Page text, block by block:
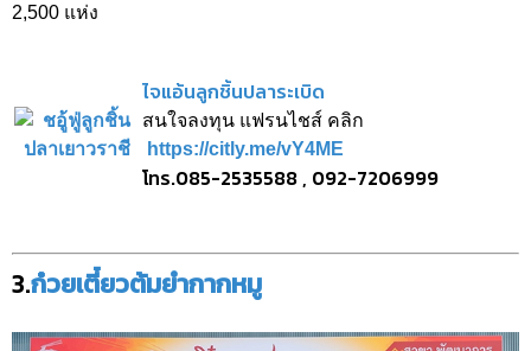
2,500 แห่ง
ไจแอ้นลูกชิ้นปลาระเบิด
สนใจลงทุน แฟรนไชส์ คลิก
https://citly.me/vY4ME
โทร.085-2535588 , 092-7206999
3.ก๋วยเตี๋ยวต้มยำกากหมู